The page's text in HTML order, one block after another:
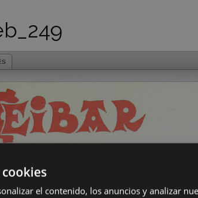
el contenido, los anuncios y analizar